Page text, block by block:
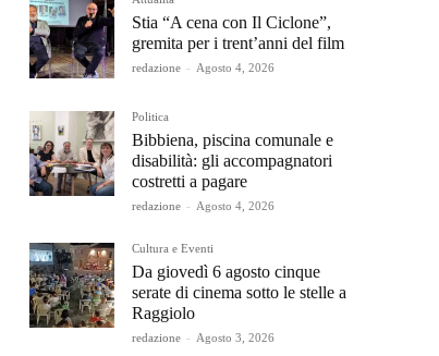
Stia “A cena con Il Ciclone”,
gremita per i trent’anni del film
redazione - Agosto 4, 2026
Politica
Bibbiena, piscina comunale e
disabilità: gli accompagnatori
costretti a pagare
redazione - Agosto 4, 2026
Cultura e Eventi
Da giovedì 6 agosto cinque
serate di cinema sotto le stelle a
Raggiolo
redazione - Agosto 3, 2026